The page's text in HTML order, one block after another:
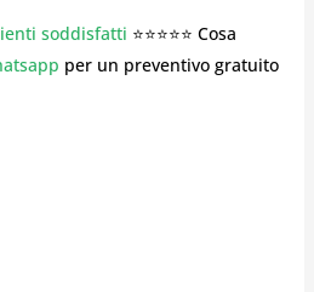
soddisfatti ⭐⭐⭐⭐⭐ Cosa
per un preventivo gratuito